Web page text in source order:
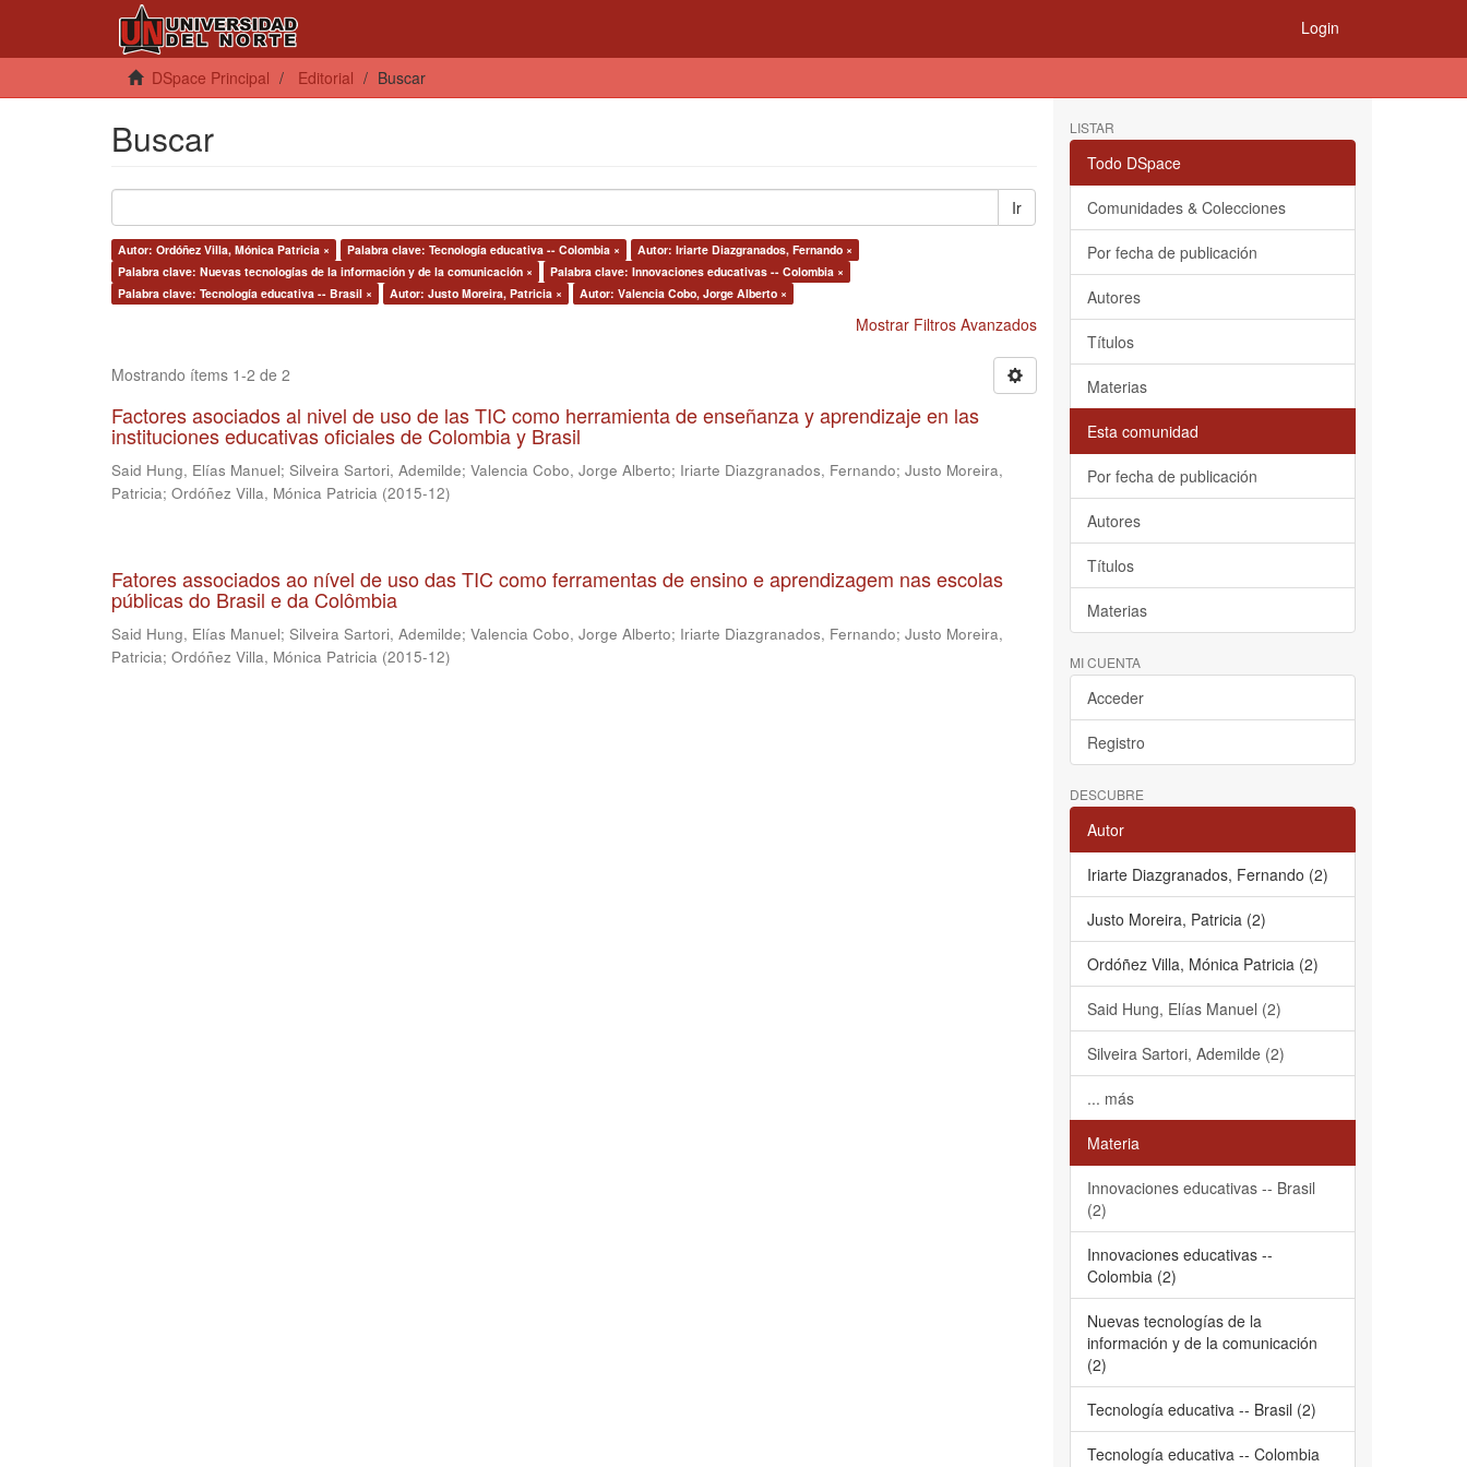
Login
DSpace Principal Editorial Buscar
Buscar
Ir
Autor: Ordóñez Villa, Mónica Patricia × Palabra clave: Tecnología educativa -- Colombia ×
Autor: Iriarte Diazgranados, Fernando ×
Palabra clave: Nuevas tecnologías de la información y de la comunicación ×
Palabra clave: Innovaciones educativas -- Colombia ×
Palabra clave: Tecnología educativa -- Brasil ×
Autor: Justo Moreira, Patricia × Autor: Valencia Cobo, Jorge Alberto ×
Mostrar Filtros Avanzados
Mostrando ítems 1-2 de 2
Factores asociados al nivel de uso de las TIC como herramienta de enseñanza y aprendizaje en las
instituciones educativas oficiales de Colombia y Brasil
Said Hung, Elías Manuel; Silveira Sartori, Ademilde; Valencia Cobo, Jorge Alberto; Iriarte Diazgranados, Fernando; Justo Moreira,
Patricia; Ordóñez Villa, Mónica Patricia (2015-12)
Fatores associados ao nível de uso das TIC como ferramentas de ensino e aprendizagem nas escolas
públicas do Brasil e da Colômbia
Said Hung, Elías Manuel; Silveira Sartori, Ademilde; Valencia Cobo, Jorge Alberto; Iriarte Diazgranados, Fernando; Justo Moreira,
Patricia; Ordóñez Villa, Mónica Patricia (2015-12)
LISTAR
Todo DSpace
Comunidades & Colecciones
Por fecha de publicación
Autores
Títulos
Materias
Esta comunidad
Por fecha de publicación
Autores
Títulos
Materias
MI CUENTA
Acceder
Registro
DESCUBRE
Autor
Iriarte Diazgranados, Fernando (2)
Justo Moreira, Patricia (2)
Ordóñez Villa, Mónica Patricia (2)
Said Hung, Elías Manuel (2)
Silveira Sartori, Ademilde (2)
... más
Materia
Innovaciones educativas -- Brasil
(2)
Innovaciones educativas --
Colombia (2)
Nuevas tecnologías de la
información y de la comunicación
(2)
Tecnología educativa -- Brasil (2)
Tecnología educativa -- Colombia